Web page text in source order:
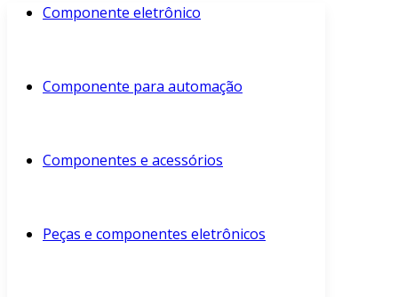
Componente eletrônico
Componente para automação
Componentes e acessórios
Peças e componentes eletrônicos